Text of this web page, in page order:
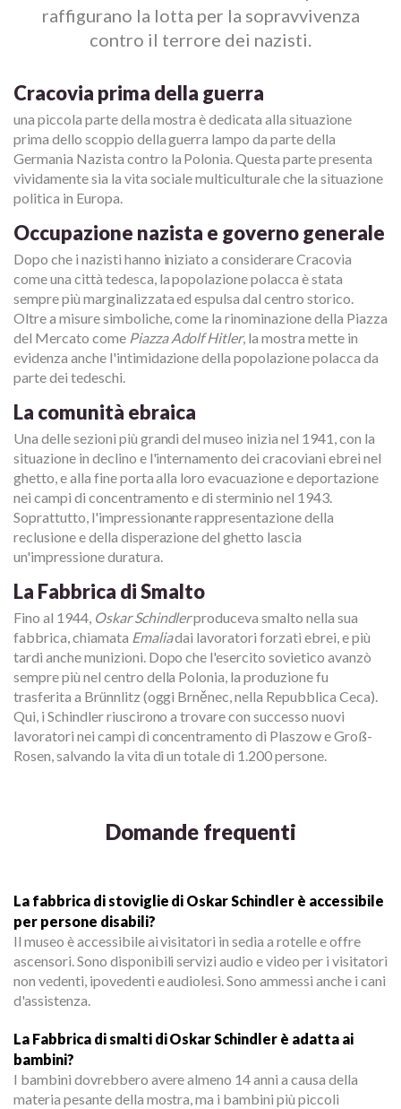
raffigurano la lotta per la sopravvivenza
contro il terrore dei nazisti.
Cracovia prima della guerra
una piccola parte della mostra è dedicata alla situazione
prima dello scoppio della guerra lampo da parte della
Germania Nazista contro la Polonia. Questa parte presenta
vividamente sia la vita sociale multiculturale che la situazione
politica in Europa.
Occupazione nazista e governo generale
Dopo che i nazisti hanno iniziato a considerare Cracovia
come una città tedesca, la popolazione polacca è stata
sempre più marginalizzata ed espulsa dal centro storico.
Oltre a misure simboliche, come la rinominazione della Piazza
del Mercato come Piazza Adolf Hitler, la mostra mette in
evidenza anche l'intimidazione della popolazione polacca da
parte dei tedeschi.
La comunità ebraica
Una delle sezioni più grandi del museo inizia nel 1941, con la
situazione in declino e l'internamento dei cracoviani ebrei nel
ghetto, e alla fine porta alla loro evacuazione e deportazione
nei campi di concentramento e di sterminio nel 1943.
Soprattutto, l'impressionante rappresentazione della
reclusione e della disperazione del ghetto lascia
un'impressione duratura.
La Fabbrica di Smalto
Fino al 1944, Oskar Schindlerproduceva smalto nella sua
fabbrica, chiamata Emaliadai lavoratori forzati ebrei, e più
tardi anche munizioni. Dopo che l'esercito sovietico avanzò
sempre più nel centro della Polonia, la produzione fu
trasferita a Brünnlitz (oggi Brněnec, nella Repubblica Ceca).
Qui, i Schindler riuscirono a trovare con successo nuovi
lavoratori nei campi di concentramento di Plaszow e Groß-
Rosen, salvando la vita di un totale di 1.200 persone.
Domande frequenti
La fabbrica di stoviglie di Oskar Schindler è accessibile
per persone disabili?
Il museo è accessibile ai visitatori in sedia a rotelle e offre
ascensori. Sono disponibili servizi audio e video per i visitatori
non vedenti, ipovedenti e audiolesi. Sono ammessi anche i cani
d'assistenza.
La Fabbrica di smalti di Oskar Schindler è adatta ai
bambini?
I bambini dovrebbero avere almeno 14 anni a causa della
materia pesante della mostra, ma i bambini più piccoli